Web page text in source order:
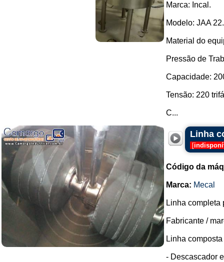
Marca: Incal.
Modelo: JAA 22.
Material do
Pressão de
Capacidade:
Tensão: 220
C...
Linha
[
Código da
Marca: Mecal
Linha completa
Fabricante /
Linha
- Descascador